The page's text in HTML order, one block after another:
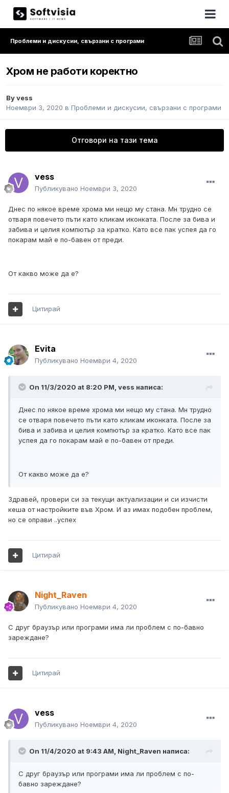
Проблеми и дискусии, свързани с програми
Хром не работи коректно
Byvess
Ноември 3, 2020 в Проблеми и дискусии, свързани с програми
Отговори на тази тема
vess
Публикувано Ноември 3, 2020
Днес по някое време хрома ми нещо му стана. Мн трудно се
отваря повечето пъти като кликам иконката. После за бива и
забива и целия компютър за кратко. Като все пак успея да го
покарам май е по-бавен от преди.
От какво може да е?
Цитирай
Evita
Публикувано Ноември 4, 2020
On 11/3/2020 at 8:20 PM, vess написа:
Днес по някое време хрома ми нещо му стана. Мн трудно
се отваря повечето пъти като кликам иконката. После за
бива и забива и целия компютър за кратко. Като все пак
успея да го покарам май е по-бавен от преди.
От какво може да е?
Здравей, провери си за текущи актуализации и си изчисти
кеша от настройките във Хром. И аз имах подобен проблем,
но се оправи ..успех
Цитирай
Night_Raven
Публикувано Ноември 4, 2020
С друг браузър или програми има ли проблем с по-бавно
зареждане?
Цитирай
vess
Публикувано Ноември 4, 2020
On 11/4/2020 at 9:43 AM, Night_Raven написа:
С друг браузър или програми има ли проблем с по-
бавно зареждане?